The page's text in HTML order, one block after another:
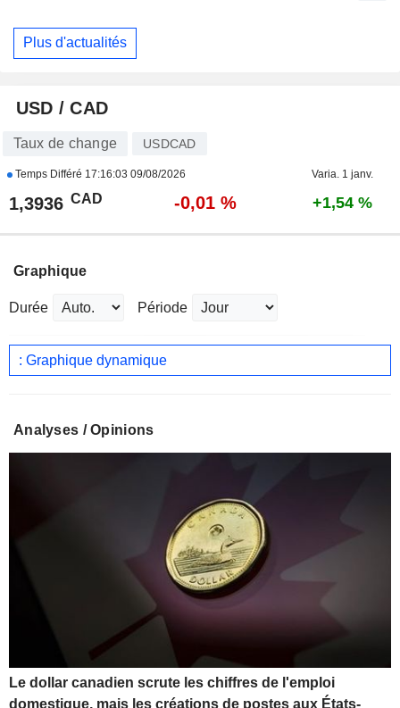
Plus d'actualités
USD / CAD
Taux de change USDCAD
Temps Différé 17:16:03 09/08/2026 Varia. 1 janv.
1,3936 CAD -0,01 % +1,54 %
Graphique
Durée Période
: Graphique dynamique
Analyses / Opinions
Le dollar canadien scrute les chiffres de l'emploi
domestique, mais les créations de postes aux États-